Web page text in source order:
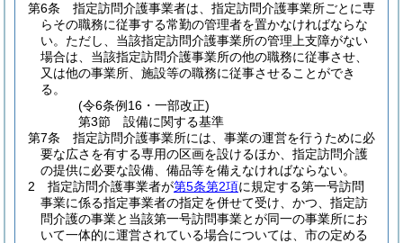
第6条
指定訪問介護事業者は、指定訪問介護事業所ごとに専
らその職務に従事する常勤の管理者を置かなければならな
い。 ただし、当該指定訪問介護事業所の管理上支障がない
場合は、当該指定訪問介護事業所の他の職務に従事させ、
又は他の事業所、施設等の職務に従事させることができ
る。
(令6条例16・一部改正)
第3節
設備に関する基準
第7条
指定訪問介護事業所には、事業の運営を行うために必
要な広さを有する専用の区画を設けるほか、指定訪問介護
の提供に必要な設備、備品等を備えなければならない。
2
指定訪問介護事業者が第5条第2項に規定する第一号訪問
事業に係る指定事業者の指定を併せて受け、かつ、指定訪
問介護の事業と当該第一号訪問事業とが同一の事業所にお
いて一体的に運営されている場合については、市の定める